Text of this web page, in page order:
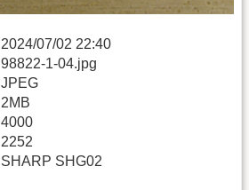
2024/07/02 22:40
98822-1-04.jpg
JPEG
2MB
4000
2252
SHARP SHG02